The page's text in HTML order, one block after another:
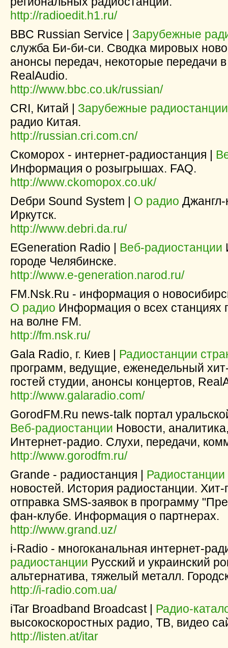
http://radioedit.h1.ru/
BBC Russian Service | Зарубежные
служба Би-би-си. Сводка мировых
анонсы передач, некоторые передачи
RealAudio.
http://www.bbc.co.uk/russian/
CRI, Китай | Зарубежные радиостанции
радио Китая.
http://russian.cri.com.cn/
Cкоморох - интернет-радиостанция |
Информация о розыгрышах. FAQ.
http://www.ckomopox.co.uk/
Dебри Sound System | О радио Джангл-
Иркутск.
http://www.debri.da.ru/
EGeneration Radio | Веб-радиостанции
городе Челябинске.
http://www.e-generation.narod.ru/
FM.Nsk.Ru - информация о
О радио Информация о всех станциях
на волне FM.
http://fm.nsk.ru/
Gala Radio, г. Киев | Радиостанции
программ, ведущие, еженедельный
гостей студии, анонсы концертов,
http://www.galaradio.com/
GorodFM.Ru news-talk портал
Веб-радиостанции Новости,
Интернет-радио. Слухи, передачи,
http://www.gorodfm.ru/
Grande - радиостанция |
новостей. История радиостанции.
отправка SMS-заявок в программу
фан-клубе. Информация о партнерах.
http://www.grand.uz/
i-Radio - многоканальная интернет-
радиостанции Русский и украинский
альтернатива, тяжелый металл.
http://i-radio.com.ua/
iTar Broadband Broadcast | Радио-
высокоскоростных радио, ТВ, видео
http://listen.at/itar